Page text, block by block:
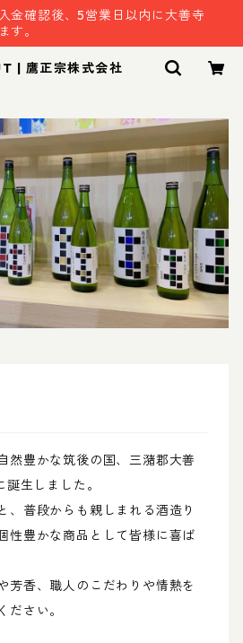
金確認後、5営業日以内に大善寺
す。
| 鷹正宗株式会社
然豊かな筑後の国、三潴郡大善
生しました。
、普段からも親しまれる酒造り
性豊かな商品として皆様に喜ば
芳香、職人のこだわりや情熱を
ださい。